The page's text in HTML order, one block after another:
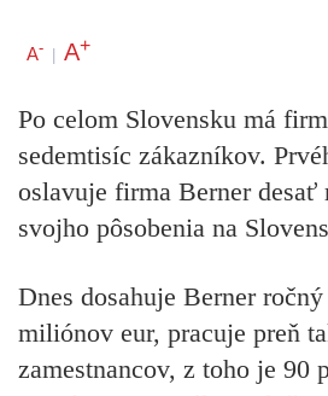
A- | A+
Po celom Slovensku má
sedemtisíc zákazníkov.
oslavuje firma Berner desať
svojho pôsobenia na
Dnes dosahuje Berner
miliónov eur, pracuje preň
zamestnancov, z toho je 90